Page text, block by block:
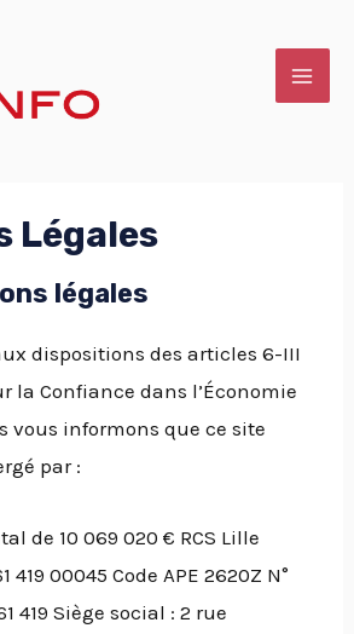
Légales
légales
dispositions des articles 6-III
la Confiance dans l’Économie
vous informons que ce site
par :
de 10 069 020 € RCS Lille
419 00045 Code APE 2620Z N°
419 Siège social : 2 rue